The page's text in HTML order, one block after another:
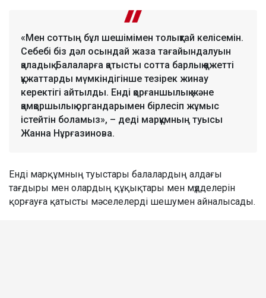
«Мен соттың бұл шешімімен толықтай келісемін.
Себебі біз дәл осындай жаза тағайындалуын
қаладық. Балаларға қатысты сотта барлық қажетті
құжаттарды мүмкіндігінше тезірек жинау
керектігі айтылды. Енді қорғаншылық және
қамқоршылық органдарымен бірлесіп жұмыс
істейтін боламыз», – деді марқұмның туысы
Жанна Нұрғазинова.
Енді марқұмның туыстары балалардың алдағы
тағдыры мен олардың құқықтары мен мүдделерін
қорғауға қатысты мәселелерді шешумен айналысады.